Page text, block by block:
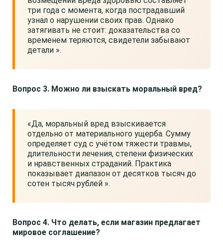
три года с момента, когда пострадавший
узнал о нарушении своих прав. Однако
затягивать не стоит: доказательства со
временем теряются, свидетели забывают
детали ».
Вопрос 3. Можно ли взыскать моральный вред?
«Да, моральный вред взыскивается
отдельно от материального ущерба. Сумму
определяет суд с учётом тяжести травмы,
длительности лечения, степени физических
и нравственных страданий. Практика
показывает диапазон от десятков тысяч до
сотен тысяч рублей ».
Вопрос 4. Что делать, если магазин предлагает
мировое соглашение?